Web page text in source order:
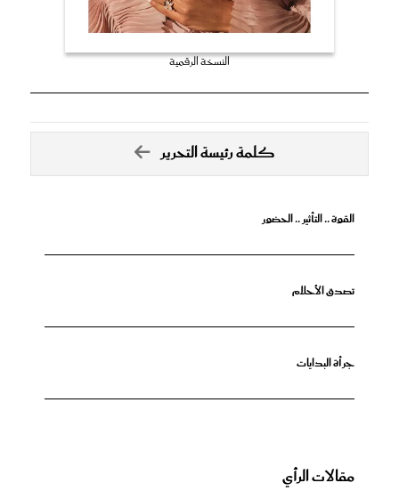
النسخة الرقمية
كلمة رئيسة التحرير
القوة .. التأثير .. الحضور
تصدق الأحلام
جرأة البدايات
مقالات الرأي